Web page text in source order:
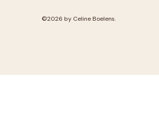
©2026 by Celine Boelens.